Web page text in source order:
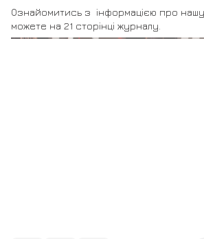
Ознайомитись з інформацією про
можете на 21 сторінці журналу.